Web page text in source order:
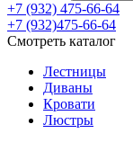
+7 (932) 475-66-64
+7 (932)475-66-64
Смотреть каталог
Лестницы
Диваны
Кровати
Люстры